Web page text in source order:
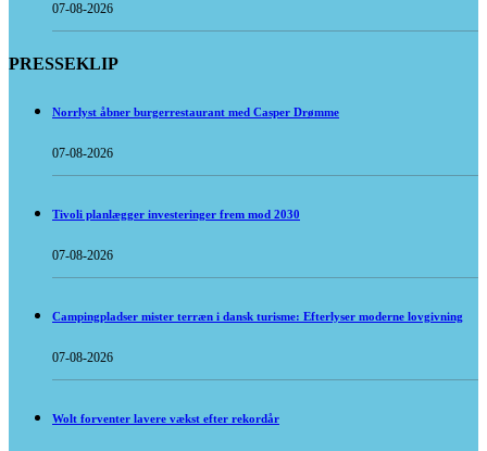
07-08-2026
PRESSEKLIP
Norrlyst åbner burgerrestaurant med Casper Drømme
07-08-2026
Tivoli planlægger investeringer frem mod 2030
07-08-2026
Campingpladser mister terræn i dansk turisme: Efterlyser moderne lovgivning
07-08-2026
Wolt forventer lavere vækst efter rekordår